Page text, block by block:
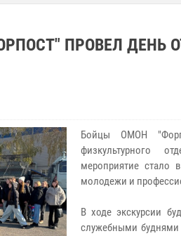
ПРОВЕЛ ДЕНЬ
Бойцы ОМОН
физкультурного
мероприятие стало
молодежи и
В ходе экскурсии
служебными буднями